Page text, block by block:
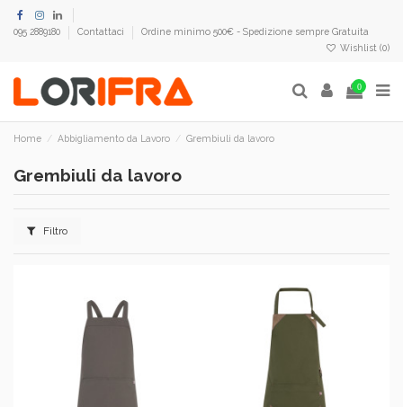
095 2889180 Contattaci
Ordine minimo 500€ - Spedizione sempre Gratuita
Wishlist (0)
0
Home Abbigliamento da Lavoro Grembiuli da lavoro
Grembiuli da lavoro
Filtro